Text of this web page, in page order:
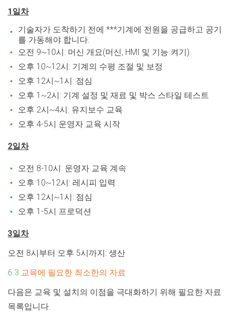
1일차
기술자가 도착하기 전에 ***기계에 전원을 공급하고 공기
를 가동해야 합니다.
오전 9~10시: 머신 개요(머신, HMI 및 기능 켜기)
오후 10~12시: 기계의 수평 조절 및 보정
오후 12시~1시: 점심
오후 1~2시: 기계 설정 및 재료 및 박스 스타일 테스트
오후 2시~4시: 유지보수 교육
오후 4-5시 운영자 교육 시작
2일차
오전 8-10시: 운영자 교육 계속
오후 10~12시: 레시피 입력
오후 12시~1시: 점심
오후 1-5시 프로덕션
3일차
오전 8시부터 오후 5시까지: 생산
6.3 교육에 필요한 최소한의 자료
다음은 교육 및 설치의 이점을 극대화하기 위해 필요한 자료
목록입니다.